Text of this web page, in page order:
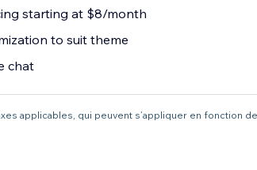
starting at $8/month
to suit theme
chat
applicables, qui peuvent s’appliquer en fonction